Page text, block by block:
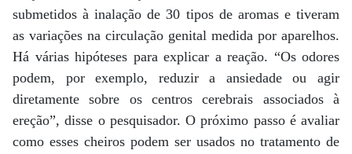
submetidos à inalação de 30 tipos de aromas e tiveram
as variações na circulação genital medida por aparelhos.
Há várias hipóteses para explicar a reação. “Os odores
podem, por exemplo, reduzir a ansiedade ou agir
diretamente sobre os centros cerebrais associados à
ereção”, disse o pesquisador. O próximo passo é avaliar
como esses cheiros podem ser usados no tratamento de